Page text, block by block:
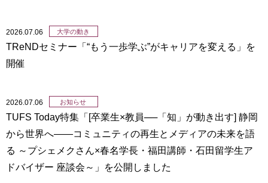
2026.07.06 大学の動き
TReNDセミナー「“もう一歩学ぶ”がキャリアを変える」を
開催
2026.07.06 お知らせ
TUFS Today特集「[卒業生×教員──「知」が動き出す] 静岡
から世界へ——コミュニティの再生とメディアの未来を語
る ～プシェメクさん×春名学長・福田講師・石田留学生ア
ドバイザー 座談会～」を公開しました